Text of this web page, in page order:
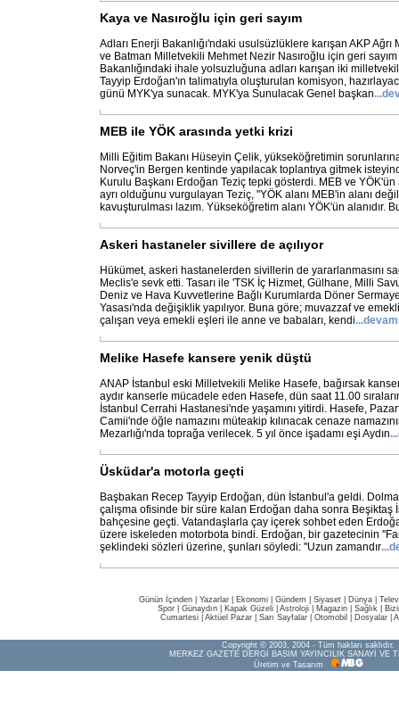
Kaya ve Nasıroğlu için geri sayım
Adları Enerji Bakanlığı'ndaki usulsüzlüklere karışan AKP
ve Batman Milletvekili Mehmet Nezir Nasıroğlu için geri
Bakanlığındaki ihale yolsuzluğuna adları karışan iki
Tayyip Erdoğan'ın talimatıyla oluşturulan komisyon,
günü MYK'ya sunacak. MYK'ya Sunulacak Genel başkan...
MEB ile YÖK arasında yetki krizi
Milli Eğitim Bakanı Hüseyin Çelik, yükseköğretimin
Norveç'in Bergen kentinde yapılacak toplantıya gitmek
Kurulu Başkanı Erdoğan Teziç tepki gösterdi. MEB ve
ayrı olduğunu vurgulayan Teziç, "YÖK alanı MEB'in alanı
kavuşturulması lazım. Yükseköğretim alanı YÖK'ün alanıdır.
Askeri hastaneler sivillere de açılıyor
Hükümet, askeri hastanelerden sivillerin de yararlanmasını
Meclis'e sevk etti. Tasarı ile 'TSK İç Hizmet, Gülhane, Milli
Deniz ve Hava Kuvvetlerine Bağlı Kurumlarda Döner
Yasası'nda değişiklik yapılıyor. Buna göre; muvazzaf ve
çalışan veya emekli eşleri ile anne ve babaları, kendi...
Melike Hasefe kansere yenik düştü
ANAP İstanbul eski Milletvekili Melike Hasefe, bağırsak
aydır kanserle mücadele eden Hasefe, dün saat 11.00
İstanbul Cerrahi Hastanesi'nde yaşamını yitirdi. Hasefe,
Camii'nde öğle namazını müteakip kılınacak cenaze
Mezarlığı'nda toprağa verilecek. 5 yıl önce işadamı eşi Aydın...
Üsküdar'a motorla geçti
Başbakan Recep Tayyip Erdoğan, dün İstanbul'a geldi.
çalışma ofisinde bir süre kalan Erdoğan daha sonra Beşiktaş
bahçesine geçti. Vatandaşlarla çay içerek sohbet eden
üzere iskeleden motorbota bindi. Erdoğan, bir gazetecinin
şeklindeki sözleri üzerine, şunları söyledi: ''Uzun zamandır...
Günün İçinden Yazarlar Ekonomi Gündem Siyaset Dünya |
Spor
Günaydın Kapak Güzeli Astroloji Magazin Sağlık
Cumartesi| Aktüel Pazar| Sarı Sayfalar| Otomobil Dosyalar|
Copyright © 2003, 2004 - Tüm hakları saklıdır.
MERKEZ GAZETE DERGİ BASIM YAYINCILIK SANAYİ VE
Üretim ve Tasarım